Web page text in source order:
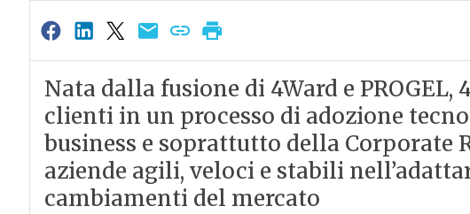
Nata dalla fusione di 4Ward e PROGEL,
clienti in un processo di adozione
business e soprattutto della Corporate
aziende agili, veloci e stabili
cambiamenti del mercato